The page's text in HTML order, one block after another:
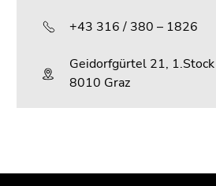
+43 316 / 380 – 1826
Geidorfgürtel 21, 1.Stock
8010 Graz
des
dieses
dieses